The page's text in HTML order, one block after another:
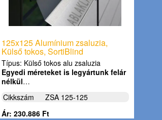
125x125 Alumínium zsaluzia,
Külső tokos, SortiBlind
Típus: Külső tokos alu zsaluzia
Egyedi méreteket is legyártunk felár
nélkül…
Cikkszám
ZSA 125-125
Ár: 230.886 Ft